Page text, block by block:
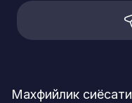
Махфийлик сиёсати